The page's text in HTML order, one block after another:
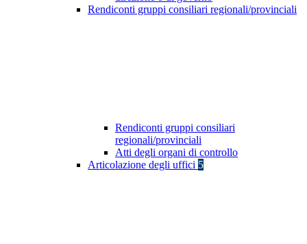
Rendiconti gruppi consiliari regionali/provinciali
Rendiconti gruppi consiliari
regionali/provinciali
Atti degli organi di controllo
Articolazione degli uffici 5